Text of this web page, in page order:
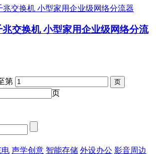
交换机 小型家用企业级网络分流
第
页
电 声学创意 智能存储 外设办公 影音周边